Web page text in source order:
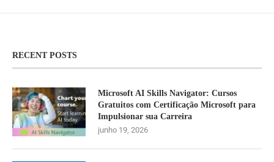
RECENT POSTS
Microsoft AI Skills Navigator: Cursos
Gratuitos com Certificação Microsoft para
Impulsionar sua Carreira
junho 19, 2026